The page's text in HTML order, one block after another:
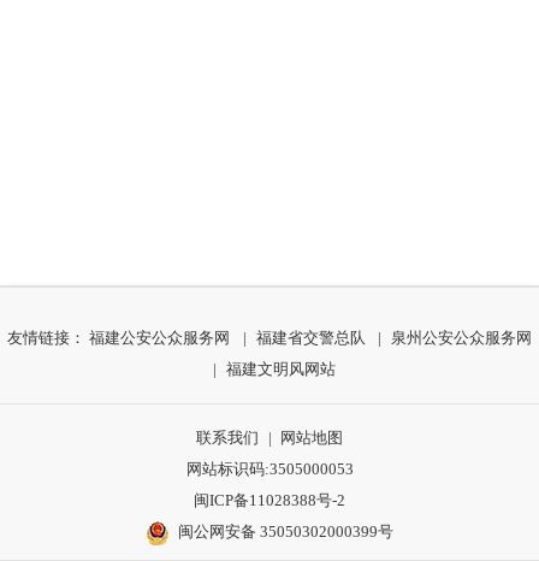
友情链接：福建公安公众服务网 | 福建省交警总队 |
泉州公安公众服务网
| 福建文明风网站
联系我们 |
网站地图
网站标识码:3505000053
闽ICP备11028388号-2
闽公网安备 35050302000399号